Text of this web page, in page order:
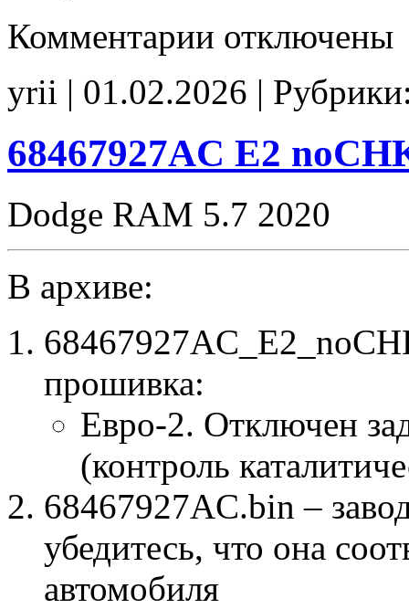
Комментарии записи
EVAP_off
noCHK
отключены
yrii | 01.02.2026 |
68467927AC E2
Dodge RAM 5.7 2020
В архиве:
прошивка:
Евро-2. Отключен
(контроль
68467927AC.bin –
убедитесь, что она
автомобиля